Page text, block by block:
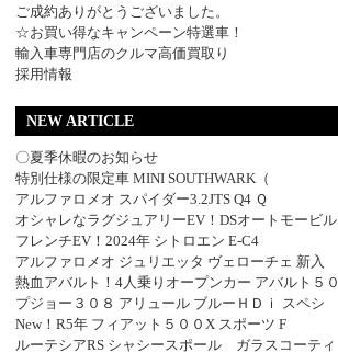
ご成約ありがとうございました。
☆お買い得なキャンペーン特選車！
輸入車専門店のクルマ高価買取り
採用情報
NEW ARTICLE
〇夏季休暇のお知らせ
特別仕様の限定車 MINI SOUTHWARK（
アルファロメオ スパイダー3.2JTS Q4 Ｑ
オシャレなラグジュアリーEV！DSオートモービル
フレンチEV！2024年 シトロエン E-C4
アルファロメオ ジュリエッタ ヴェローチェ 新入
熱血アバルト！4人乗りオープンカー アバルト５０
プジョー３０８ アリュール ブルーＨＤｉ スペシ
New！R5年 フィアット５００X スポーツ F
ルーテシアRS シャシースポール ガラスコーティ